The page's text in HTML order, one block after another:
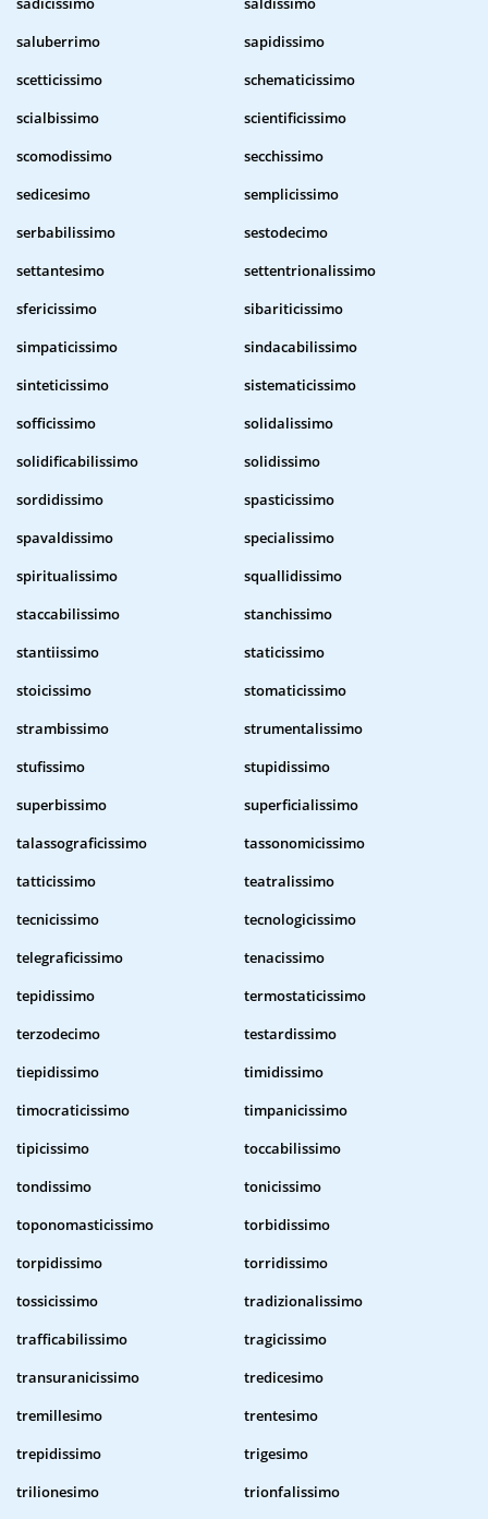
saluberrimo
sapidissimo
scetticissimo
schematicissimo
scialbissimo
scientificissimo
scomodissimo
secchissimo
sedicesimo
semplicissimo
serbabilissimo
sestodecimo
settantesimo
settentrionalissimo
sfericissimo
sibariticissimo
simpaticissimo
sindacabilissimo
sinteticissimo
sistematicissimo
sofficissimo
solidalissimo
solidificabilissimo
solidissimo
sordidissimo
spasticissimo
spavaldissimo
specialissimo
spiritualissimo
squallidissimo
staccabilissimo
stanchissimo
stantiissimo
staticissimo
stoicissimo
stomaticissimo
strambissimo
strumentalissimo
stufissimo
stupidissimo
superbissimo
superficialissimo
talassograficissimo
tassonomicissimo
tatticissimo
teatralissimo
tecnicissimo
tecnologicissimo
telegraficissimo
tenacissimo
tepidissimo
termostaticissimo
terzodecimo
testardissimo
tiepidissimo
timidissimo
timocraticissimo
timpanicissimo
tipicissimo
toccabilissimo
tondissimo
tonicissimo
toponomasticissimo
torbidissimo
torpidissimo
torridissimo
tossicissimo
tradizionalissimo
trafficabilissimo
tragicissimo
transuranicissimo
tredicesimo
tremillesimo
trentesimo
trepidissimo
trigesimo
trilionesimo
trionfalissimo